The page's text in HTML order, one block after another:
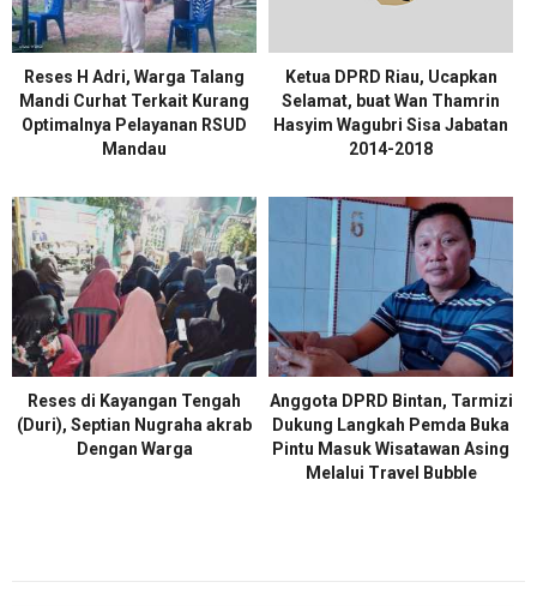
Reses H Adri, Warga Talang
Mandi Curhat Terkait Kurang
Optimalnya Pelayanan RSUD
Mandau
Ketua DPRD Riau, Ucapkan
Selamat, buat Wan Thamrin
Hasyim Wagubri Sisa Jabatan
2014-2018
Reses di Kayangan Tengah
(Duri), Septian Nugraha akrab
Dengan Warga
Anggota DPRD Bintan, Tarmizi
Dukung Langkah Pemda Buka
Pintu Masuk Wisatawan Asing
Melalui Travel Bubble